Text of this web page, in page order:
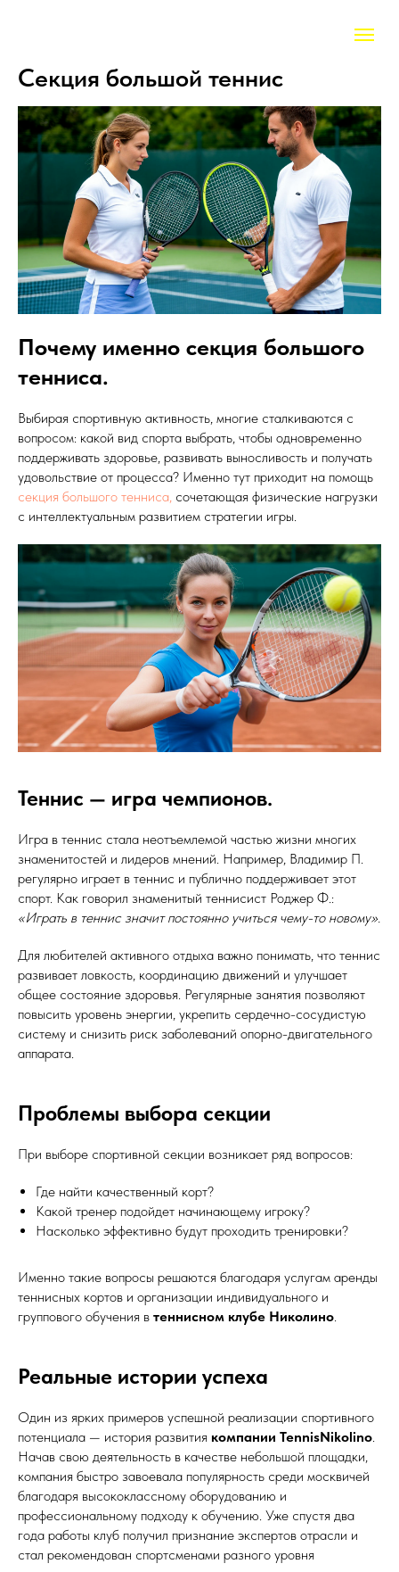
Секция большой теннис
Почему именно секция большого
тенниса.
Выбирая спортивную активность, многие сталкиваются с
вопросом: какой вид спорта выбрать, чтобы одновременно
поддерживать здоровье, развивать выносливость и получать
удовольствие от процесса? Именно тут приходит на помощь
секция большого тенниса, сочетающая физические нагрузки
с интеллектуальным развитием стратегии игры.
Теннис — игра чемпионов.
Игра в теннис стала неотъемлемой частью жизни многих
знаменитостей и лидеров мнений. Например, Владимир П.
регулярно играет в теннис и публично поддерживает этот
спорт. Как говорил знаменитый теннисист Роджер Ф.:
«Играть в теннис значит постоянно учиться чему-то новому».
Для любителей активного отдыха важно понимать, что теннис
развивает ловкость, координацию движений и улучшает
общее состояние здоровья. Регулярные занятия позволяют
повысить уровень энергии, укрепить сердечно-сосудистую
систему и снизить риск заболеваний опорно-двигательного
аппарата.
Проблемы выбора секции
При выборе спортивной секции возникает ряд вопросов:
Где найти качественный корт?
Какой тренер подойдет начинающему игроку?
Насколько эффективно будут проходить тренировки?
Именно такие вопросы решаются благодаря услугам аренды
теннисных кортов и организации индивидуального и
группового обучения в теннисном клубе Николино.
Реальные истории успеха
Один из ярких примеров успешной реализации спортивного
потенциала — история развития компании TennisNikolino.
Начав свою деятельность в качестве небольшой площадки,
компания быстро завоевала популярность среди москвичей
благодаря высококлассному оборудованию и
профессиональному подходу к обучению. Уже спустя два
года работы клуб получил признание экспертов отрасли и
стал рекомендован спортсменами разного уровня